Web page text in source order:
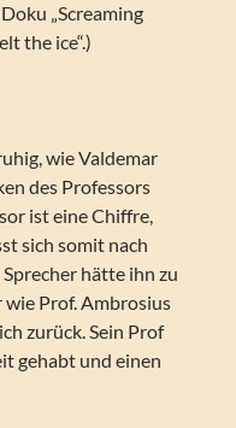
„Screaming
the ice“.)
wie Valdemar
des Professors
ist eine Chiffre,
sich somit nach
hätte ihn zu
Prof. Ambrosius
zurück. Sein Prof
gehabt und einen